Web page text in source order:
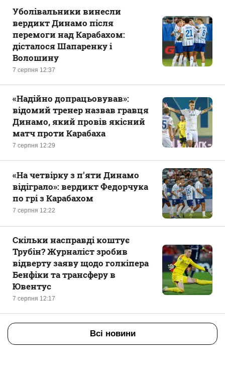
7 серпня 12:37
Уболівальники винесли
вердикт Динамо після
перемоги над Карабахом:
дісталося Шапаренку і
Волошину
7 серпня 12:29
«Надійно допрацьовував»:
відомий тренер назвав гравця
Динамо, який провів якісний
матч проти Карабаха
7 серпня 12:22
«На четвірку з п'яти Динамо
відіграло»: вердикт Федорчука
по грі з Карабахом
7 серпня 12:17
Скільки насправді коштує
Трубін? Журналіст зробив
відверту заяву щодо голкіпера
Бенфіки та трансферу в
Ювентус
Всі новини